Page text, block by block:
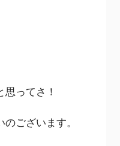
ってさ！
ございます。